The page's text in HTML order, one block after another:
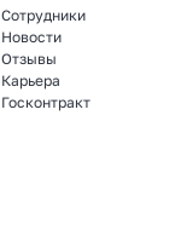
Сотрудники
Новости
Отзывы
Карьера
Госконтракт